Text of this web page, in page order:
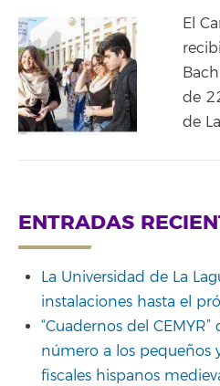
El
de
de
ENTRADAS
La Universidad de La
instalaciones hasta el
“Cuadernos del
número a los pequeños
fiscales hispanos